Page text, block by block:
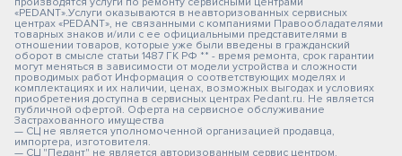
«PEDANT».Услуги оказываются в неавторизованных сервисных
центрах «PEDANT», не связанными с компаниями Правообладателями
товарных знаков и/или с ее официальными представителями в
отношении товаров, которые уже были введены в гражданский
оборот в смысле статьи 1487 ГК РФ ** - время ремонта, срок гарантии
могут меняться в зависимости от модели устройства и сложности
проводимых работ Информация о соответствующих моделях и
комплектациях и их наличии, ценах, возможных выгодах и условиях
приобретения доступна в сервисных центрах Pedant.ru. Не является
публичной офертой. Оферта на сервисное обслуживание
Застрахованного имущества
— СЦ не является уполномоченной организацией продавца,
импортера, изготовителя.
— СЦ "Педант" не является авторизованным сервис центром.